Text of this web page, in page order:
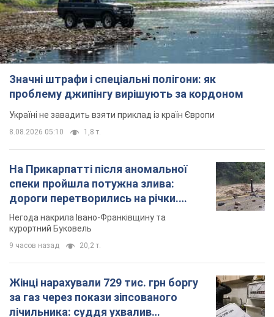
Значні штрафи і спеціальні полігони: як
проблему джипінгу вирішують за кордоном
Україні не завадить взяти приклад із країн Європи
8.08.2026 05:10 1,8 т.
На Прикарпатті після аномальної
спеки пройшла потужна злива:
дороги перетворились на річки.
Відео
Негода накрила Івано-Франківщину та
курортний Буковель
9 часов назад 20,2 т.
Жінці нарахували 729 тис. грн боргу
за газ через покази зіпсованого
лічильника: суддя ухвалив